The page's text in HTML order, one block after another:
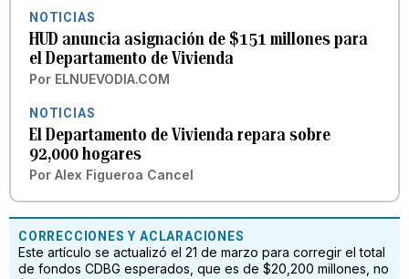
NOTICIAS
HUD anuncia asignación de $151 millones para
el Departamento de Vivienda
Por ELNUEVODIA.COM
NOTICIAS
El Departamento de Vivienda repara sobre
92,000 hogares
Por Alex Figueroa Cancel
CORRECCIONES Y ACLARACIONES
Este artículo se actualizó el 21 de marzo para corregir el total
de fondos CDBG esperados, que es de $20,200 millones, no